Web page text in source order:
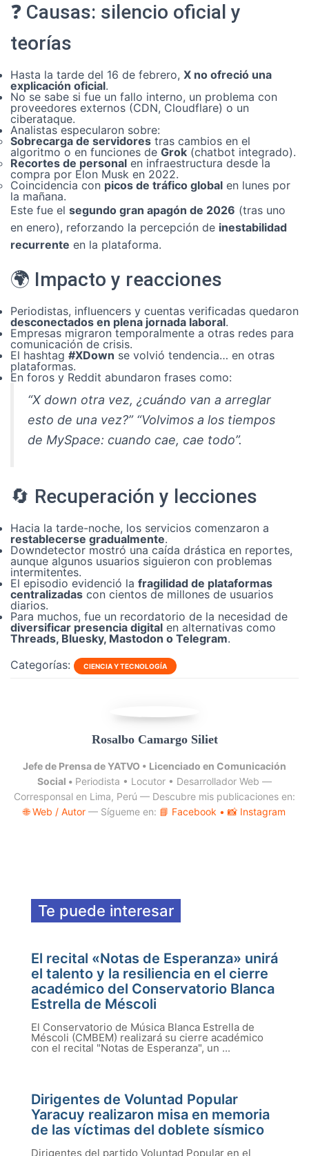
❓ Causas: silencio oficial y
teorías
Hasta la tarde del 16 de febrero, X no ofreció una
explicación oficial.
No se sabe si fue un fallo interno, un problema con
proveedores externos (CDN, Cloudflare) o un
ciberataque.
Analistas especularon sobre:
Sobrecarga de servidores tras cambios en el
algoritmo o en funciones de Grok (chatbot integrado).
Recortes de personal en infraestructura desde la
compra por Elon Musk en 2022.
Coincidencia con picos de tráfico global en lunes por
la mañana.
Este fue el segundo gran apagón de 2026 (tras uno
en enero), reforzando la percepción de inestabilidad
recurrente en la plataforma.
🌍 Impacto y reacciones
Periodistas, influencers y cuentas verificadas quedaron
desconectados en plena jornada laboral.
Empresas migraron temporalmente a otras redes para
comunicación de crisis.
El hashtag #XDown se volvió tendencia… en otras
plataformas.
En foros y Reddit abundaron frases como:
“X down otra vez, ¿cuándo van a arreglar
esto de una vez?” “Volvimos a los tiempos
de MySpace: cuando cae, cae todo”.
🔄 Recuperación y lecciones
Hacia la tarde-noche, los servicios comenzaron a
restablecerse gradualmente.
Downdetector mostró una caída drástica en reportes,
aunque algunos usuarios siguieron con problemas
intermitentes.
El episodio evidenció la fragilidad de plataformas
centralizadas con cientos de millones de usuarios
diarios.
Para muchos, fue un recordatorio de la necesidad de
diversificar presencia digital en alternativas como
Threads, Bluesky, Mastodon o Telegram.
Categorías:
CIENCIA Y TECNOLOGÍA
Rosalbo Camargo Siliet
Jefe de Prensa de YATVO • Licenciado en Comunicación
Social • Periodista • Locutor • Desarrollador Web —
Corresponsal en Lima, Perú — Descubre mis publicaciones en:
🌐 Web / Autor — Sígueme en: 📘 Facebook • 📸 Instagram
Te puede interesar
El recital «Notas de Esperanza» unirá
el talento y la resiliencia en el cierre
académico del Conservatorio Blanca
Estrella de Méscoli
El Conservatorio de Música Blanca Estrella de
Méscoli (CMBEM) realizará su cierre académico
con el recital "Notas de Esperanza", un ...
Dirigentes de Voluntad Popular
Yaracuy realizaron misa en memoria
de las víctimas del doblete sísmico
Dirigentes del partido Voluntad Popular en el